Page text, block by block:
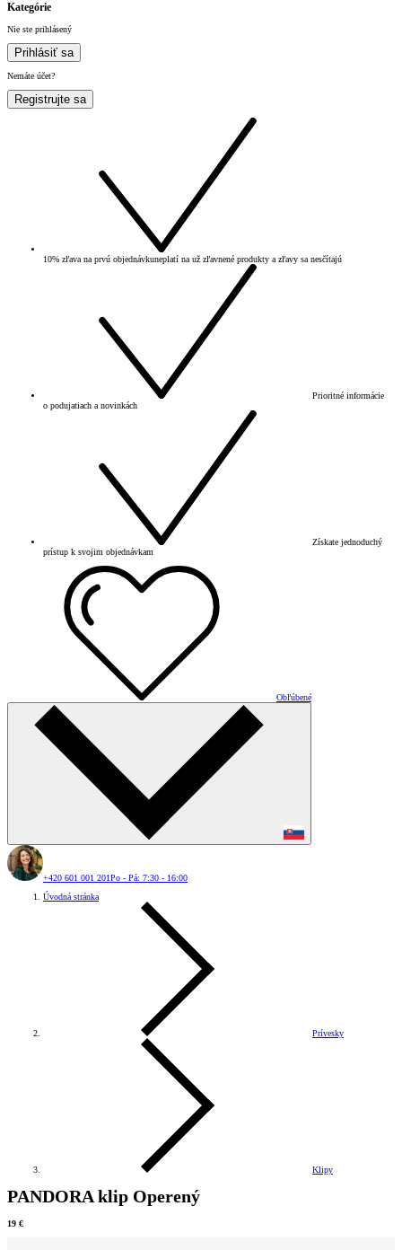
Kategórie
Nie ste prihlásený
Prihlásiť sa
Nemáte účet?
Registrujte sa
10% zľava na prvú objednávkuneplatí na už zľavnené produkty a zľavy sa nesčítajú
Prioritné informácie
o podujatiach a novinkách
Získate jednoduchý
prístup k svojim objednávkam
Obľúbené
+420 601 001 201Po - Pá: 7:30 - 16:00
Úvodná stránka
Prívesky
Klipy
PANDORA klip Operený
19 €